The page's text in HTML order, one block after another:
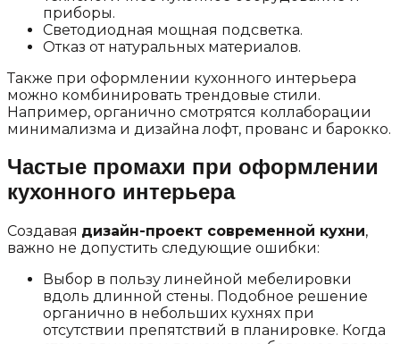
приборы.
Светодиодная мощная подсветка.
Отказ от натуральных материалов.
Также при оформлении кухонного интерьера
можно комбинировать трендовые стили.
Например, органично смотрятся коллаборации
минимализма и дизайна лофт, прованс и барокко.
Частые промахи при оформлении
кухонного интерьера
Создавая дизайн-проект современной кухни,
важно не допустить следующие ошибки:
Выбор в пользу линейной мебелировки
вдоль длинной стены. Подобное решение
органично в небольших кухнях при
отсутствии препятствий в планировке. Когда